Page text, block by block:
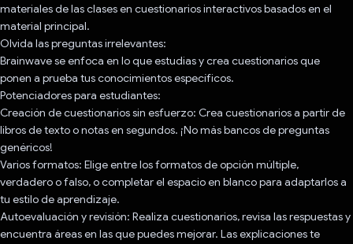
materiales de las clases en cuestionarios interactivos basados en el
material principal.
Olvida las preguntas irrelevantes:
Brainwave se enfoca en lo que estudias y crea cuestionarios que
ponen a prueba tus conocimientos específicos.
Potenciadores para estudiantes:
Creación de cuestionarios sin esfuerzo: Crea cuestionarios a partir de
libros de texto o notas en segundos. ¡No más bancos de preguntas
genéricos!
Varios formatos: Elige entre los formatos de opción múltiple,
verdadero o falso, o completar el espacio en blanco para adaptarlos a
tu estilo de aprendizaje.
Autoevaluación y revisión: Realiza cuestionarios, revisa las respuestas y
encuentra áreas en las que puedes mejorar. Las explicaciones te